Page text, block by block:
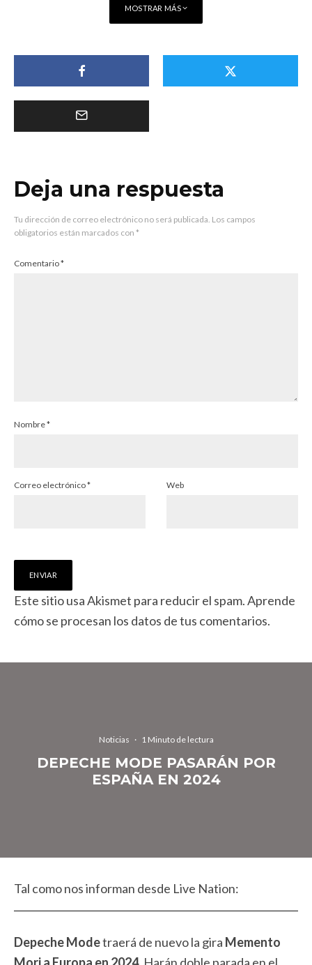
MOSTRAR MÁS
Deja una respuesta
Tu dirección de correo electrónico no será publicada. Los campos
obligatorios están marcados con *
Comentario*
Nombre*
Correo electrónico* Web
Este sitio usa Akismet para reducir el spam.Aprende
cómo se procesan los datos de tus comentarios.
Noticias · 1 Minuto de lectura
DEPECHE MODE PASARÁN POR
ESPAÑA EN 2024
Tal como nos informan desde Live Nation:
Depeche Modetraerá de nuevo la gira Memento